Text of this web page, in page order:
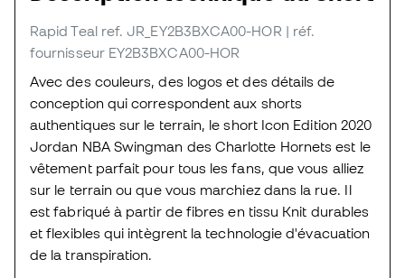
Rapid Teal ref. JR_EY2B3BXCA00-HOR | réf.
fournisseur EY2B3BXCA00-HOR
Avec des couleurs, des logos et des détails de
conception qui correspondent aux shorts
authentiques sur le terrain, le short Icon Edition 2020
Jordan NBA Swingman des Charlotte Hornets est le
vêtement parfait pour tous les fans, que vous alliez
sur le terrain ou que vous marchiez dans la rue. Il
est fabriqué à partir de fibres en tissu Knit durables
et flexibles qui intègrent la technologie d'évacuation
de la transpiration.